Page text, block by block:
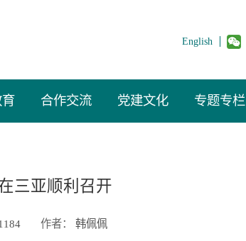
English
合作交流 党建文化 专题专栏
三亚顺利召开
作者： 韩佩佩